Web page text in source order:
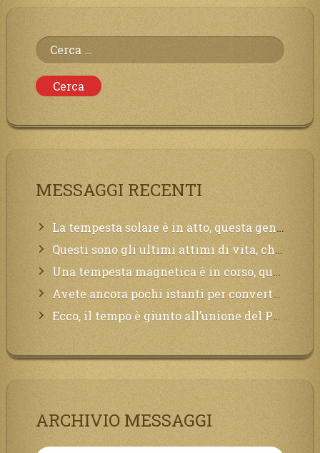
Ricerca
per:
MESSAGGI RECENTI
La tempesta solare è in atto, questa generazione soffrirà molto, la Terra arderà, l’acqua sarà contaminata, il cibo non sarà più nelle vostre mense.
Questi sono gli ultimi attimi di vita, chi si vuole salvare Mi chiami in suo aiuto.
Una tempesta magnetica è in corso, questa generazione patirà. Il black out non tarderà ad arrivare e tutta la Terra sarà oscurata.
Avete ancora pochi istanti per convertirvi, non perdete tempo, la sciagura arriverà all’improvviso e per chi non si sarà preparato saranno dolori.
Ecco, il tempo è giunto all’unione del Padre con il figlio, non avete che da attendere pochissimo.
ARCHIVIO MESSAGGI